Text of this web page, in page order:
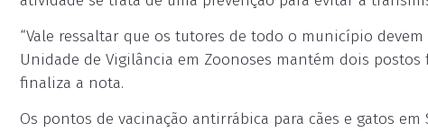
“Vale ressaltar que os tutores de todo o município
Unidade de Vigilância em Zoonoses mantém dois postos
finaliza a nota.
Os pontos de vacinação antirrábica para cães e gatos em